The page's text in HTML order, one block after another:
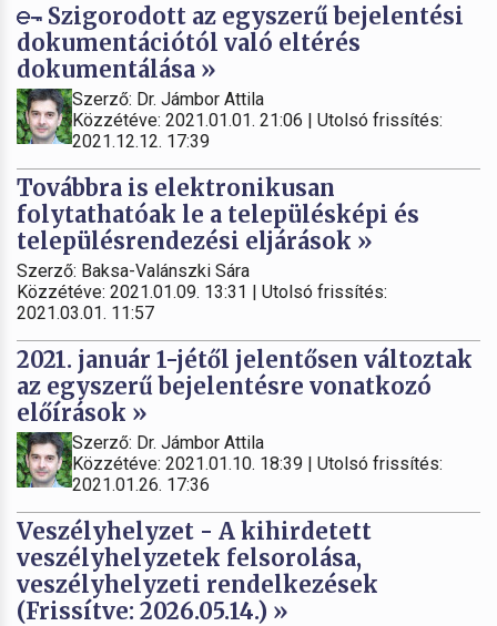
Szigorodott az egyszerű bejelentési
dokumentációtól való eltérés
dokumentálása »
Szerző: Dr. Jámbor Attila
Közzétéve: 2021.01.01. 21:06 | Utolsó frissítés:
2021.12.12. 17:39
Továbbra is elektronikusan
folytathatóak le a településképi és
településrendezési eljárások »
Szerző: Baksa-Valánszki Sára
Közzétéve: 2021.01.09. 13:31 | Utolsó frissítés:
2021.03.01. 11:57
2021. január 1-jétől jelentősen változtak
az egyszerű bejelentésre vonatkozó
előírások »
Szerző: Dr. Jámbor Attila
Közzétéve: 2021.01.10. 18:39 | Utolsó frissítés:
2021.01.26. 17:36
Veszélyhelyzet - A kihirdetett
veszélyhelyzetek felsorolása,
veszélyhelyzeti rendelkezések
(Frissítve: 2026.05.14.) »